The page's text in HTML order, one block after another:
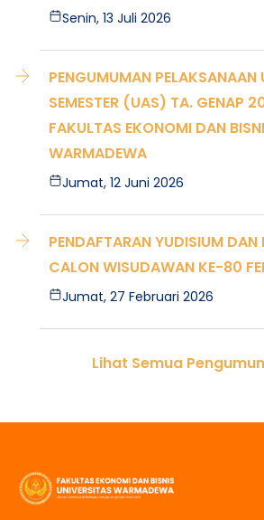
Senin, 13 Juli 2026
PENGUMUMAN PELAKSANAAN
SEMESTER (UAS) TA. GENAP
FAKULTAS EKONOMI DAN
WARMADEWA
Jumat, 12 Juni 2026
PENDAFTARAN YUDISIUM DAN
CALON WISUDAWAN KE-80
Jumat, 27 Februari 2026
Lihat Semua